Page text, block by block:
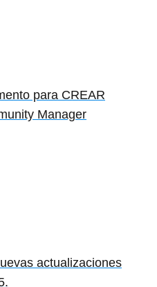
para CREAR
Manager
actualizaciones